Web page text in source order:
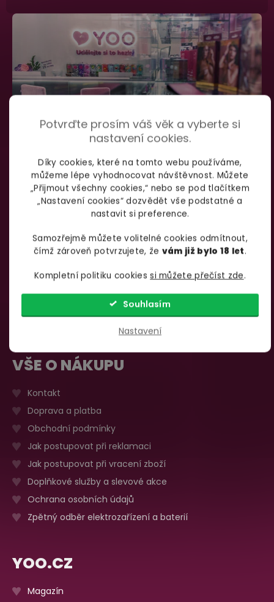
Potvrďte prosím váš věk a vyberte si
nastavení cookies.
Díky cookies, které na tomto webu používáme,
můžeme lépe vyhodnocovat návštěvnost. Můžete
„Přijmout všechny cookies,“ nebo se pod tlačítkem
„Nastavení cookies“ dozvědět vše podstatné a
nastavit si preference.
Samozřejmě můžete volitelné cookies odmítnout,
čímž zároveň potvrzujete, že vám již bylo 18 let.
Kompletní politiku cookiessi můžete přečíst zde.
Nastavení
Souhlasím
SHOWROOM BRNO
735 876 206
Pondělí – pátek:
Sobota, neděle
Zavřeno
VŠE O NÁKUPU
Kontakt
Doprava a platba
Obchodní podmínky
Jak postupovat při reklamaci
Jak postupovat při vracení zboží
Doplňkové služby a slevové akce
Ochrana osobních údajů
Zpětný odběr elektrozařízení a baterií
YOO.CZ
Magazín